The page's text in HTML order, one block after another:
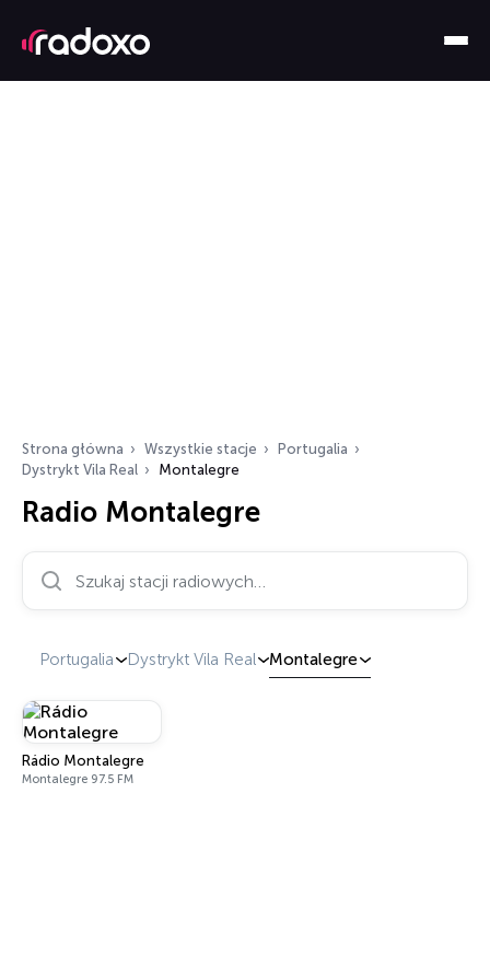
Strona główna Wszystkie stacje
Portugalia
Dystrykt Vila Real
Montalegre
Radio Montalegre
Portugalia Dystrykt Vila Real Montalegre
Rádio Montalegre
Montalegre 97.5 FM